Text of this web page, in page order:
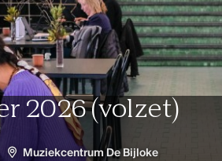
2026 (volzet)
Muziekcentrum De Bijloke